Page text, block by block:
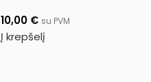
10,00 € su PVM
Į krepšelį